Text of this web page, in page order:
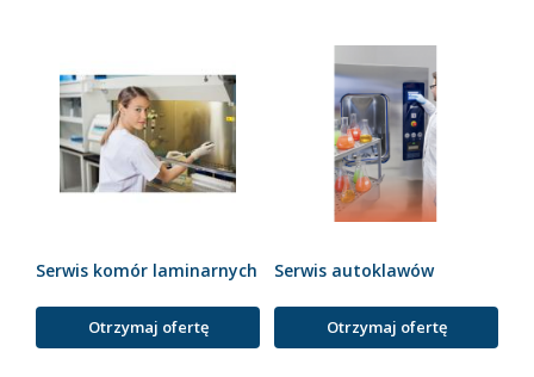
Serwis komór laminarnych
Otrzymaj ofertę
Serwis autoklawów
Otrzymaj ofertę